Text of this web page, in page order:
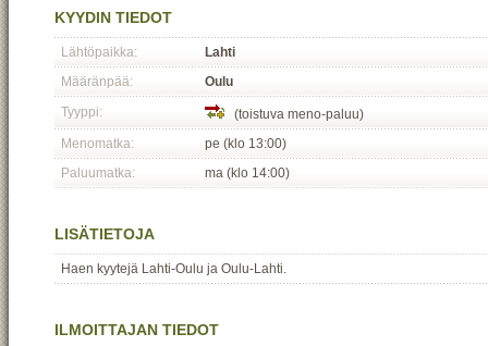
KYYDIN TIEDOT
Lähtöpaikka:
Lahti
Määränpää:
Oulu
Tyyppi:
(toistuva meno-paluu)
Menomatka:
pe (klo 13:00)
Paluumatka:
ma (klo 14:00)
LISÄTIETOJA
Haen kyytejä Lahti-Oulu ja Oulu-Lahti.
ILMOITTAJAN TIEDOT